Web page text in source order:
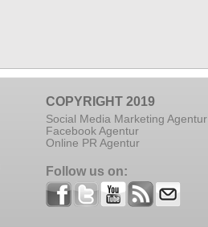
COPYRIGHT 2019
Social Media Marketing Agentur
Facebook Agentur
Online PR Agentur
Follow us on: